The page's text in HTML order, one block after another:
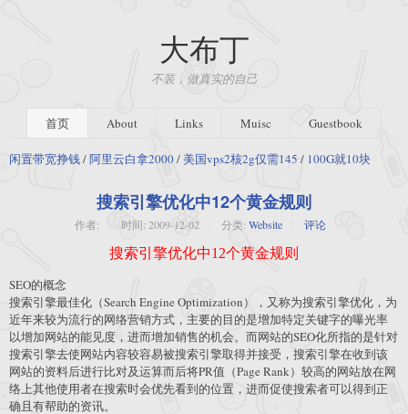
大布丁
不装，做真实的自己
首页 About Links Muisc Guestbook
闲置带宽挣钱/阿里云白拿2000/ 美国vps2核2g仅需145 / 100G就10块
搜索引擎优化中12个黄金规则
作者: 时间: 2009-12-02 分类: Website 评论
搜索引擎优化中12个黄金规则
SEO的概念
搜索引擎最佳化（Search Engine Optimization），又称为搜索引擎优化，为
近年来较为流行的网络营销方式，主要的目的是增加特定关键字的曝光率
以增加网站的能见度，进而增加销售的机会。而网站的SEO化所指的是针对
搜索引擎去使网站内容较容易被搜索引擎取得并接受，搜索引擎在收到该
网站的资料后进行比对及运算而后将PR值（Page Rank）较高的网站放在网
络上其他使用者在搜索时会优先看到的位置，进而促使搜索者可以得到正
确且有帮助的资讯。